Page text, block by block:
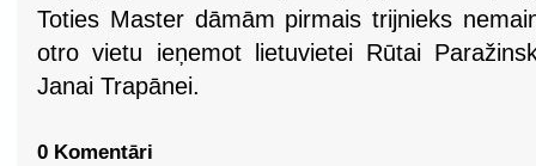
Toties Master dāmām pirmais trijnieks
otro vietu ieņemot lietuvietei Rūtai
Janai Trapānei.
0 Komentāri